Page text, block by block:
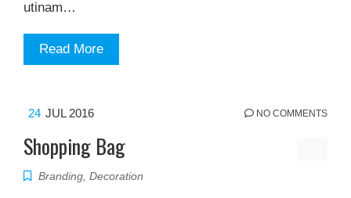
utinam…
Read More
24 JUL 2016 NO COMMENTS
Shopping Bag
Branding Decoration